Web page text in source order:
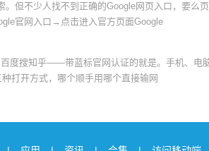
但不少人找不到正确的Google网页入口，要么
官网入口→点击进入官方页面Google
度搜知乎——带蓝标官网认证的就是。手机、电
打开方式，哪个顺手用哪个直接输网